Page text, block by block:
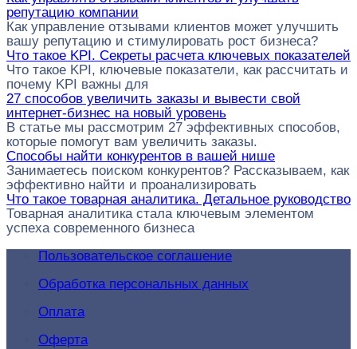
репутацию компании
Как управление отзывами клиентов может улучшить
вашу репутацию и стимулировать рост бизнеса?
Что такое KPI. Секреты расчета ключевых показателей
Что такое KPI, ключевые показатели, как рассчитать и
почему KPI важны для
27 способов увеличить заказы и вывести свой
интернет-бизнес на новый уровень
В статье мы рассмотрим 27 эффективных способов,
которые помогут вам увеличить заказы.
Способы найти конкурентов в вашей нише
Занимаетесь поиском конкурентов? Рассказываем, как
эффективно найти и проанализировать
Что такое товарная аналитика. Детальное руководство
Товарная аналитика стала ключевым элементом
успеха современного бизнеса
Пользовательское соглашение
Обработка персональных данных
Оплата
Оферта